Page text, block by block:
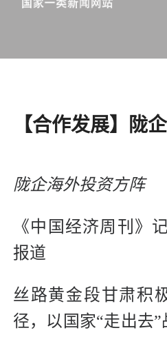
【合作发展】陇
陇企海外投资方阵
《中国经济周刊》
报道
丝路黄金段甘肃积
径，以国家“走出去